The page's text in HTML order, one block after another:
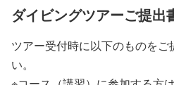
ダイビングツアーご提出
ツアー受付時に以下のものをご
い。